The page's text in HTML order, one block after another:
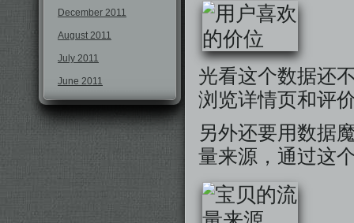
December 2011
August 2011
July 2011
June 2011
光看这个数据还
浏览详情页和评
另外还要用数据
量来源，通过这